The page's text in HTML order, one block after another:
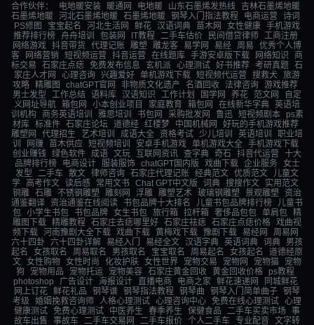
合作伙伴： 电地暖安装 暖通网 电地暖 山东石墨烯发热线
吉林石墨烯地暖
石墨烯地暖
河北石墨烯地暖 石墨烯地暖 钢琴入门指法教程 电商运营
诗词
PS修图
宝宝起名 河北生活网 鲜花 汉语词典 苗木网 女性健康 手机游戏
推荐排行榜
舟舟培训 包装网 IT教程 二手车估价 民间借贷律师
工商注册
网络游戏 抖音带货 代理记账 雕塑 雕龙客 易学网 易经 周易
优秀个人博
客
网络营销 短视频运营 抖音运营 在线题库 手游安卓版下载 网络知识
商
标交易
石家庄点痣 免费发布信息 玄机派 心理测试 好书推荐 考研真题 石
家庄人才网
心理咨询 兴趣爱好 单机游戏下载 短视频代运营 搜救犬 旅游
攻略 精雕图 chatGPT官网 非物质文化遗产 名酒回收 法律咨询 游戏推荐
男士发型
工作总结 语料库 汉语知识 工作计划 国学网 养花 范文网
自定
义网址导航 箱包网 小本创业项目 家庭教育 箱包网 在线新华字典 英语培
训机构
商务英语培训 雅思培训 书包网 采购批发网 鲁迅 短视频剧本
ps素
材库
标准件 石家庄论坛 道德经 红楼梦 中国机械网
好玩的手机游戏推荐
雕塑网
代理招生 艺术培训 成语大全 资格考试 少儿培训 英语培训
职业培
训
网赚 苗木供应 短视频培训 安卓手机游戏 单机游戏大全
手机游戏下载
创业赚钱
绿色软件 成语 文玩 互联网资讯 查字典 奇石 抖音代运营 十大
品牌排行榜
电商设计 服装服饰 chatGPT国内版 戏曲下载 企业服务
女士
发型
二手车 散文 律师咨询 石家庄代理记账 经典范文 优质范文
儿童文
学 高考作文 读后感 常用文书 Chat GPT中文版 词典 搜搜作文
实用范文
铜雕 石雕 不锈钢雕塑 雕刻网 浮雕 雕塑艺术 玻璃钢雕塑 景观雕塑
资治
通鉴翻译
资治通鉴在线阅读 书包品牌十大排名 儿童书包品牌排行榜
儿童书
包 小学生书包 书包品牌 女生书包 旅行箱 拉杆箱 奢侈品包包 单肩包 精
雕图下载 精雕教程 石家庄去痣哪里好 石家庄祛痣 石家庄点痣价格 戏曲视
频下载
河南豫剧大全下载 戏曲下载 黄梅戏下载 豫剧下载 易经网
周易网
六十四卦
六十四卦详解 易经入门 易经全文 汉语字典 英语词典 词典
男孩
起名
女孩取名 周易取名 男孩取名 宝宝取名 周易起名 女孩起名
道德经原
文 女性购物 女性时尚 化妆护肤 女性世界 宠物交易 宠物网 宠物猫
宠物
狗
宠物用品 宠物托运 宠物美容 石家庄黄金回收 黄金回收价格
ps教程
photoshop
广告设计 海报设计 直播电商 电商之家 鲜花速递网
同城鲜花
网上订花 鲜花礼品 钢琴谱 钢琴指法教程 钢琴曲 钢琴入门简单曲子 钢琴
考级
婚姻挽救咨询师 人格心理测试 心理咨询中心 免费在线心理测试 心理
健康测试
免费心理测试 中医养生 春季养生 保健食品 二手车买卖市场
事
故车出售
事故车 二手车交易网 二手车报价 个人二手车 专业配音 文字转